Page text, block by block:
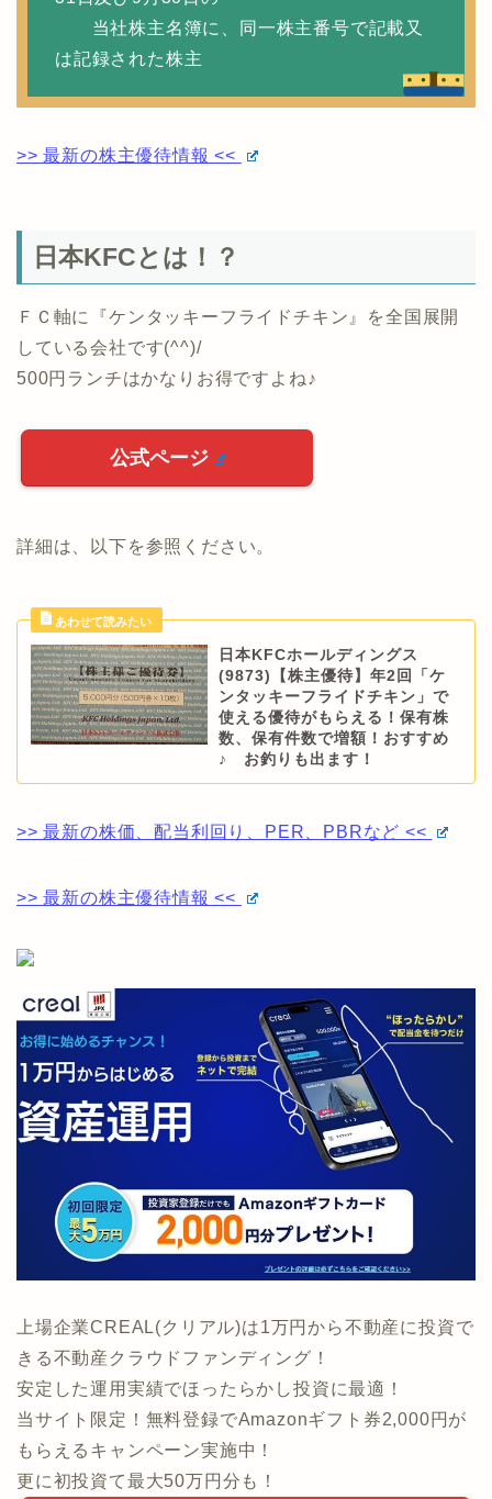
当社株主名簿に、同一株主番号で記載又
は記録された株主
>> 最新の株主優待情報 <<
日本KFCとは！？
ＦＣ軸に『ケンタッキーフライドチキン』を全国展開
している会社です(^^)/
500円ランチはかなりお得ですよね♪
公式ページ
詳細は、以下を参照ください。
日本KFCホールディングス
(9873)【株主優待】年2回「ケ
ンタッキーフライドチキン」で
使える優待がもらえる！保有株
数、保有件数で増額！おすすめ
♪ お釣りも出ます！
>> 最新の株価、配当利回り、PER、PBRなど <<
>> 最新の株主優待情報 <<
上場企業CREAL(クリアル)は1万円から不動産に投資で
きる不動産クラウドファンディング！
安定した運用実績でほったらかし投資に最適！
当サイト限定！無料登録でAmazonギフト券2,000円が
もらえるキャンペーン実施中！
更に初投資て最大50万円分も！